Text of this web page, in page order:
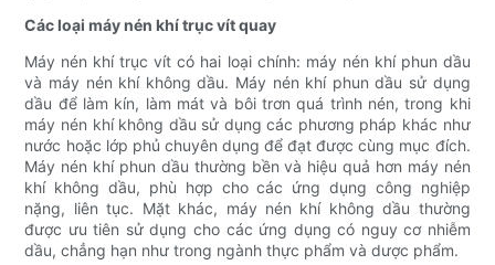
Các loại máy nén khí trục vít quay
Máy nén khí trục vít có hai loại chính: máy nén khí phun dầu
và máy nén khí không dầu. Máy nén khí phun dầu sử dụng
dầu để làm kín, làm mát và bôi trơn quá trình nén, trong khi
máy nén khí không dầu sử dụng các phương pháp khác như
nước hoặc lớp phủ chuyên dụng để đạt được cùng mục đích.
Máy nén khí phun dầu thường bền và hiệu quả hơn máy nén
khí không dầu, phù hợp cho các ứng dụng công nghiệp
nặng, liên tục. Mặt khác, máy nén khí không dầu thường
được ưu tiên sử dụng cho các ứng dụng có nguy cơ nhiễm
dầu, chẳng hạn như trong ngành thực phẩm và dược phẩm.